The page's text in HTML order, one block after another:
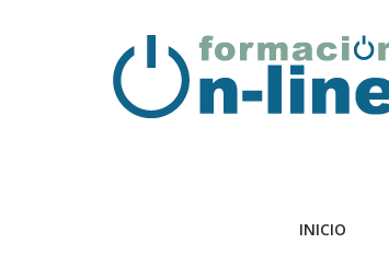
INICIO